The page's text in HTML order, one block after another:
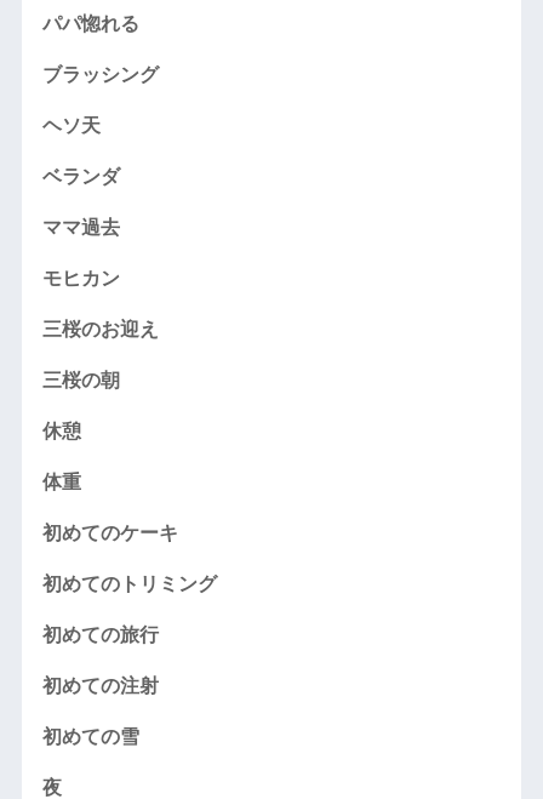
パパ惚れる
ブラッシング
ヘソ天
ベランダ
ママ過去
モヒカン
三桜のお迎え
三桜の朝
休憩
体重
初めてのケーキ
初めてのトリミング
初めての旅行
初めての注射
初めての雪
夜